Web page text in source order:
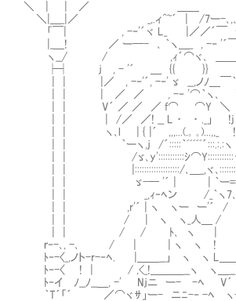
＼ | | ／ ＿＿
＼|＿_|／ _,.ィ^~´ | /7ー-､,､
「￣| , -‐'´ヾ L_ |／／´￣ ー
|_＿! ／ ー─- ､ ｀ヽ＿_ , -‐ '´￣
ヽ__/ / ,ｨ´⌒ヾ､ ＿＿
├┤ ｊ , - '´ ＿ {{ }} ｀
| | |／ , -‐'´, -‐' ゞ __,ノﾉ＿￣｀丶､ヽ
| | | ／ ／ , -‐ '⌒｀ヽ､ ＼
| | V´ ／ ／ ／ f⌒ ⌒Y ＼ ＼ ヽ
| | | /／ ／! __ L ・ ・ ._
| | ヽ､l | { |´ ,,,...(.｡ ｡)...,,_ ! } |） _
| | ｀ーヽ,ｊ /´:::::｀ﾞﾞﾞﾞﾞ´:::.:.:ヽ
| | /ゞ､y':::::::::::ｼ⌒Y:::::::::::ヾ
| | |:::::::::::::::::::/､＿_,ヾ､
| | ゞ-─ '´ | | ｀ー==
| | _,ｨ‐ﾍン /_｀ヽ7､
| | ,r'´ | ヽ ヽー ー'´ / |｀
| | / | ヽ ヽ_人＿ /
| | / / ﾄ､ ヽ | !
ｒ‐-､, -､ / | | ヽ ヽ ! ﾞ
ﾄ‐-〈_,ノト-r-‐ﾍ. |＿＿__」 ヽ ヽ L＿＿_
ﾄ‐-〈 ! | / ,<_!＿＿＿__ヽ ヽ＿__!y
ﾄ‐イ ﾉ__ﾉ__＿, -' Nｊニ ー- -ﾍ
｀T´「´ ／⌒ヾｻ」ー- ニﾆ-‐ -ﾍ ヽ-